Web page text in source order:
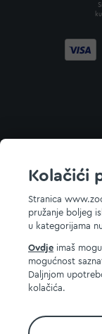
Kolačići
Stranica
pružanje boljeg
u kategorijama
Ovdje imaš
mogućnost
Daljnjom
kolačića.
©